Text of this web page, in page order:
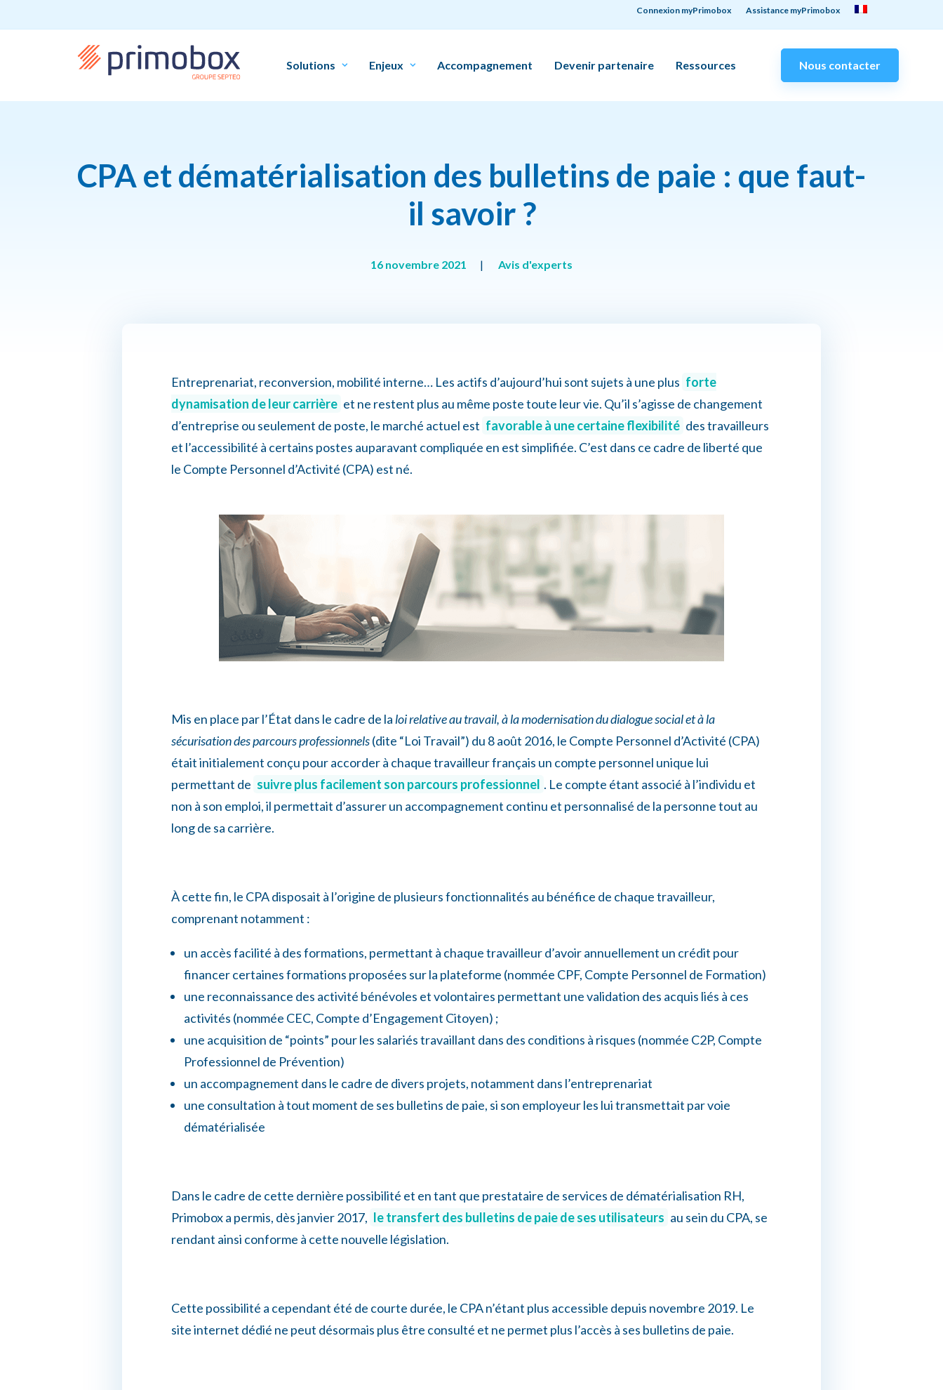
Connexion myPrimobox Assistance myPrimobox
Solutions Enjeux Accompagnement Devenir partenaire Ressources Nous contacter
CPA et dématérialisation des bulletins de paie : que faut-
il savoir ?
16 novembre 2021 | Avis d'experts
Entreprenariat, reconversion, mobilité interne… Les actifs d’aujourd’hui sont sujets à une plus forte
dynamisation de leur carrière et ne restent plus au même poste toute leur vie. Qu’il s’agisse de changement
d’entreprise ou seulement de poste, le marché actuel est favorable à une certaine flexibilité des travailleurs
et l’accessibilité à certains postes auparavant compliquée en est simplifiée. C’est dans ce cadre de liberté que
le Compte Personnel d’Activité (CPA) est né.
Mis en place par l’État dans le cadre de la loi relative au travail, à la modernisation du dialogue social et à la
sécurisation des parcours professionnels(dite “Loi Travail”) du 8 août 2016, le Compte Personnel d’Activité (CPA)
était initialement conçu pour accorder à chaque travailleur français un compte personnel unique lui
permettant de suivre plus facilement son parcours professionnel . Le compte étant associé à l’individu et
non à son emploi, il permettait d’assurer un accompagnement continu et personnalisé de la personne tout au
long de sa carrière.
À cette fin, le CPA disposait à l’origine de plusieurs fonctionnalités au bénéfice de chaque travailleur,
comprenant notamment :
un accès facilité à des formations, permettant à chaque travailleur d’avoir annuellement un crédit pour
financer certaines formations proposées sur la plateforme (nommée CPF, Compte Personnel de Formation)
une reconnaissance des activité bénévoles et volontaires permettant une validation des acquis liés à ces
activités (nommée CEC, Compte d’Engagement Citoyen) ;
une acquisition de “points” pour les salariés travaillant dans des conditions à risques (nommée C2P, Compte
Professionnel de Prévention)
un accompagnement dans le cadre de divers projets, notamment dans l’entreprenariat
une consultation à tout moment de ses bulletins de paie, si son employeur les lui transmettait par voie
dématérialisée
Dans le cadre de cette dernière possibilité et en tant que prestataire de services de dématérialisation RH,
Primobox a permis, dès janvier 2017, le transfert des bulletins de paie de ses utilisateurs au sein du CPA, se
rendant ainsi conforme à cette nouvelle législation.
Cette possibilité a cependant été de courte durée, le CPA n’étant plus accessible depuis novembre 2019. Le
site internet dédié ne peut désormais plus être consulté et ne permet plus l’accès à ses bulletins de paie.